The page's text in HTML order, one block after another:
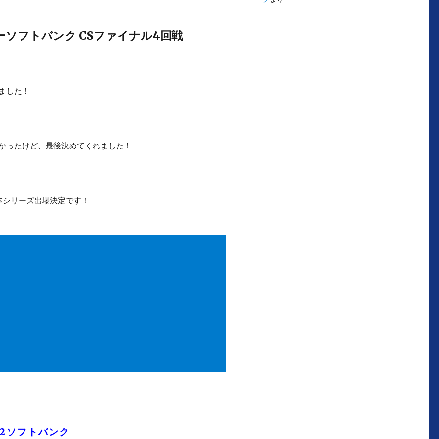
ソフトバンク CSファイナル4回戦
した！
ったけど、最後決めてくれました！
リーズ出場決定です！
ソフトバンク